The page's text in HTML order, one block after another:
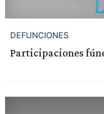
DEFUNCIONES
Participaciones